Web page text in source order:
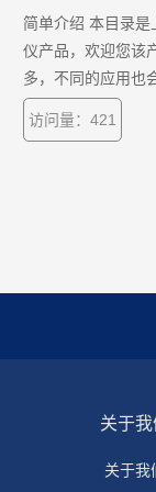
简单介绍 本目录
仪产品，欢迎您该
多，不同的应用也
案。
访问量：421
关于我
关于我